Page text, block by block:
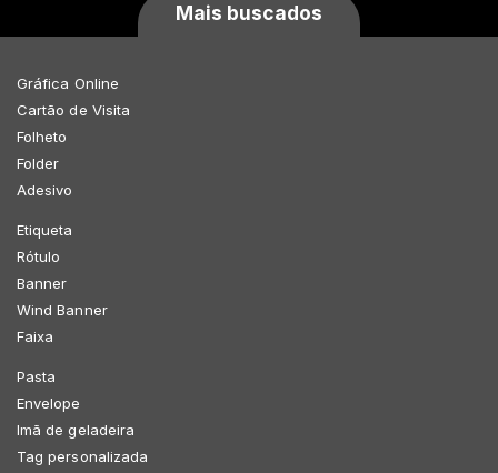
Mais buscados
Gráfica Online
Cartão de Visita
Folheto
Folder
Adesivo
Etiqueta
Rótulo
Banner
Wind Banner
Faixa
Pasta
Envelope
Imã de geladeira
Tag personalizada